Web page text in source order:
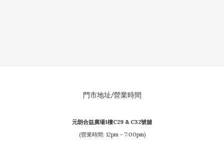
門市地址/營業時間
元朗合益廣場1樓C29 & C32號舖
(營業時間: 12pm - 7:00pm)